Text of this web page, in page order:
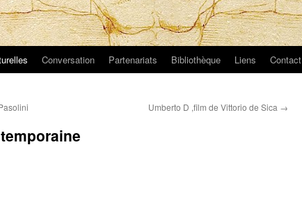
Conversation Partenariats Bibliothèque Liens Contact
Umberto D ,film de Vittorio de Sica →